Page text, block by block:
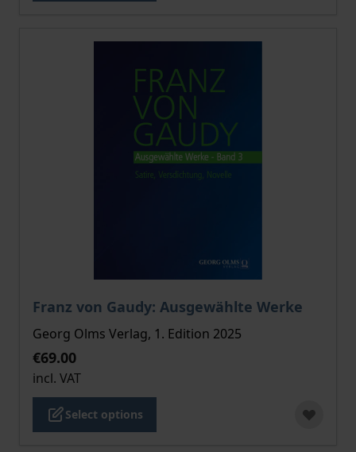
Franz von Gaudy: Ausgewählte Werke
The price depends on the options chosen on the
Georg Olms Verlag, 1. Edition 2025
€69.00
incl. VAT
Select options